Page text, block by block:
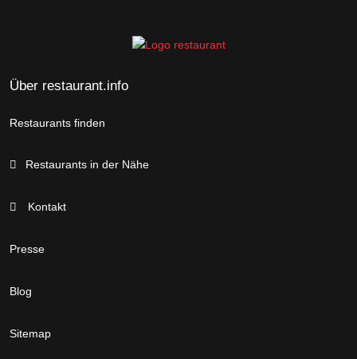
Über restaurant.info
Restaurants finden
Restaurants in der Nähe
Kontakt
Presse
Blog
Sitemap